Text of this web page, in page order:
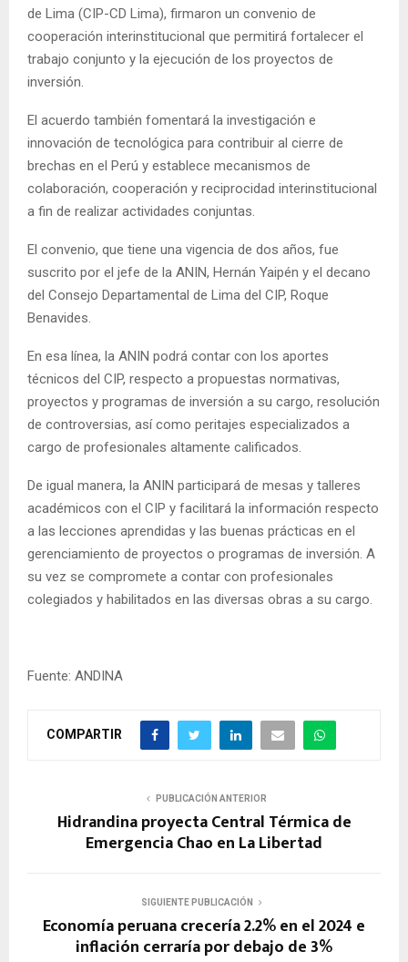
de Lima (CIP-CD Lima), firmaron un convenio de
cooperación interinstitucional que permitirá fortalecer el
trabajo conjunto y la ejecución de los proyectos de
inversión.
El acuerdo también fomentará la investigación e
innovación de tecnológica para contribuir al cierre de
brechas en el Perú y establece mecanismos de
colaboración, cooperación y reciprocidad interinstitucional
a fin de realizar actividades conjuntas.
El convenio, que tiene una vigencia de dos años, fue
suscrito por el jefe de la ANIN, Hernán Yaipén y el decano
del Consejo Departamental de Lima del CIP, Roque
Benavides.
En esa línea, la ANIN podrá contar con los aportes
técnicos del CIP, respecto a propuestas normativas,
proyectos y programas de inversión a su cargo, resolución
de controversias, así como peritajes especializados a
cargo de profesionales altamente calificados.
De igual manera, la ANIN participará de mesas y talleres
académicos con el CIP y facilitará la información respecto
a las lecciones aprendidas y las buenas prácticas en el
gerenciamiento de proyectos o programas de inversión. A
su vez se compromete a contar con profesionales
colegiados y habilitados en las diversas obras a su cargo.
Fuente: ANDINA
COMPARTIR
PUBLICACIÓN ANTERIOR
Hidrandina proyecta Central Térmica de
Emergencia Chao en La Libertad
SIGUIENTE PUBLICACIÓN
Economía peruana crecería 2.2% en el 2024 e
inflación cerraría por debajo de 3%